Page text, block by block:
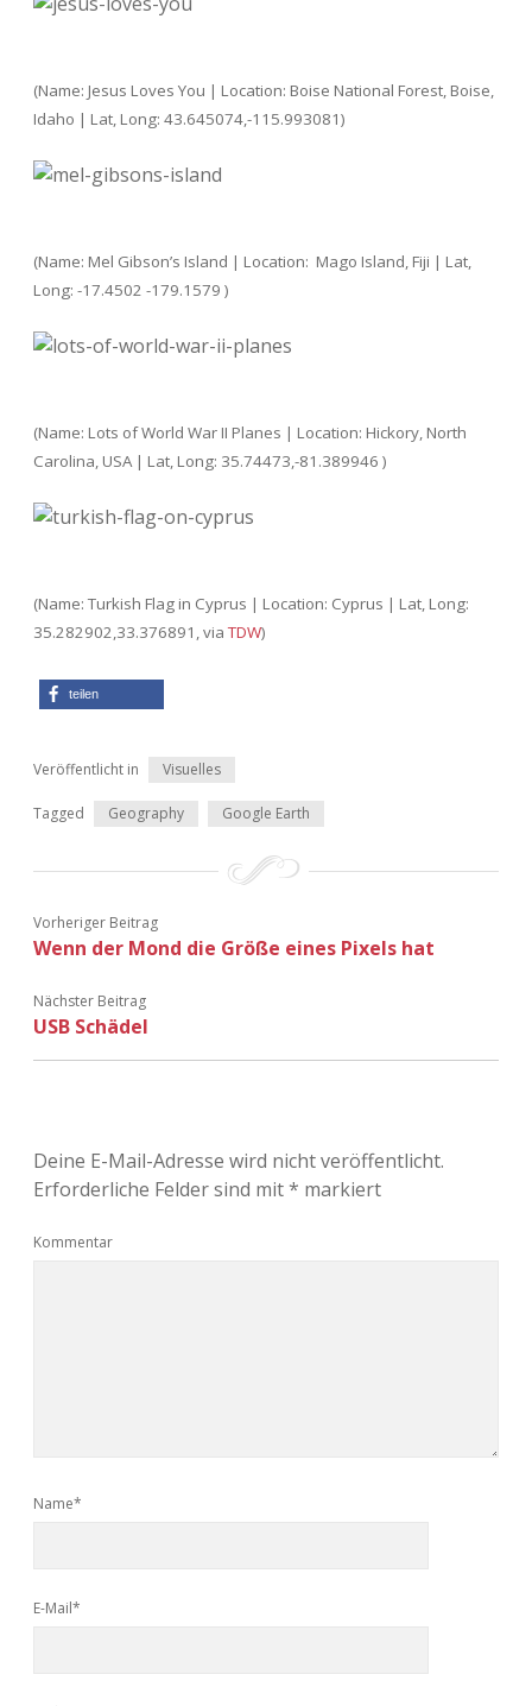
Wandnotizen
Adventskalender 2014
Adventskalender 2017
Adventskalender 2020
Adventskalender 2023
(Name: Jesus Loves You | Location: Boise National Forest, Boise,
Idaho | Lat, Long: 43.645074,-115.993081)
(Name: Mel Gibson’s Island | Location: Mago Island, Fiji | Lat,
Long: -17.4502 -179.1579 )
(Name: Lots of World War II Planes | Location: Hickory, North
Carolina, USA | Lat, Long: 35.74473,-81.389946 )
(Name: Turkish Flag in Cyprus | Location: Cyprus | Lat, Long:
35.282902,33.376891, viaTDW)
teilen
Veröffentlicht in Visuelles
Tagged Geography Google Earth
Vorheriger Beitrag
Wenn der Mond die Größe eines Pixels hat
Nächster Beitrag
USB Schädel
Deine E-Mail-Adresse wird nicht veröffentlicht.
Erforderliche Felder sind mit* markiert
Kommentar
Name*
E-Mail*